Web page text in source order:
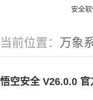
安全
当前位置： 万象
悟空安全 V26.0.0 官